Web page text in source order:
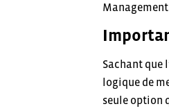
Management
Sachant que
logique de
seule option